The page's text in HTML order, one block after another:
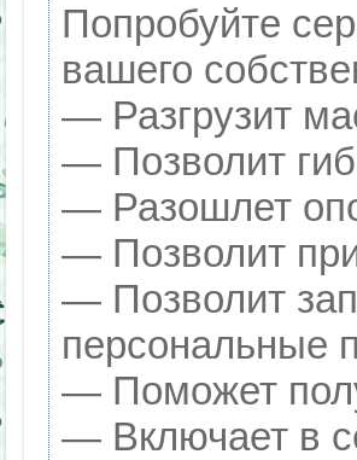
Попробуйте
вашего
— Разгрузит
— Позволит
— Разошлет
— Позволит
— Позволит
персональные
— Поможет
— Включает в